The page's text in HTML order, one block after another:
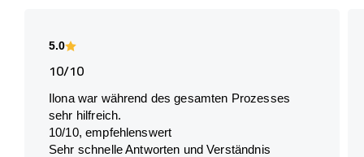
5.0
10/10
Ilona war während des gesamten Prozesses
sehr hilfreich.
10/10, empfehlenswert
Sehr schnelle Antworten und Verständnis